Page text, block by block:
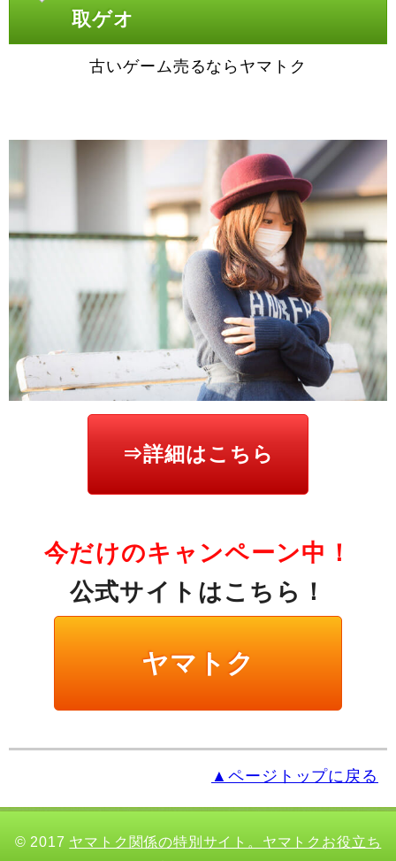
取ゲオ
古いゲーム売るならヤマトク
⇒詳細はこちら
今だけのキャンペーン中！
公式サイトはこちら！
ヤマトク
▲ページトップに戻る
© 2017 ヤマトク関係の特別サイト。ヤマトクお役立ち